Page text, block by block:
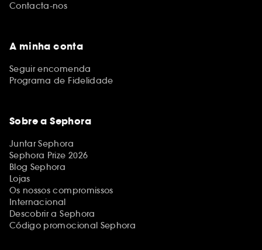
Contacta-nos
A minha conta
Seguir encomenda
Programa de Fidelidade
Sobre a Sephora
Juntar Sephora
Sephora Prize 2026
Blog Sephora
Lojas
Os nossos compromissos
Internacional
Descobrir a Sephora
Código promocional Sephora